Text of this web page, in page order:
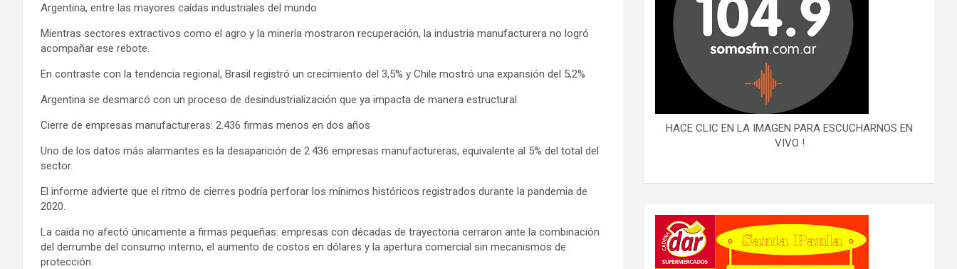
Argentina, entre las mayores caídas industriales del mundo
Mientras sectores extractivos como el agro y la minería mostraron recuperación, la industria manufacturera no logró
acompañar ese rebote.
En contraste con la tendencia regional, Brasil registró un crecimiento del 3,5% y Chile mostró una expansión del 5,2%
Argentina se desmarcó con un proceso de desindustrialización que ya impacta de manera estructural.
Cierre de empresas manufactureras: 2.436 firmas menos en dos años
Uno de los datos más alarmantes es la desaparición de 2.436 empresas manufactureras, equivalente al 5% del total del
sector.
El informe advierte que el ritmo de cierres podría perforar los mínimos históricos registrados durante la pandemia de
2020.
La caída no afectó únicamente a firmas pequeñas: empresas con décadas de trayectoria cerraron ante la combinación
del derrumbe del consumo interno, el aumento de costos en dólares y la apertura comercial sin mecanismos de
protección.
HACE CLIC EN LA IMAGEN PARA ESCUCHARNOS EN
VIVO !